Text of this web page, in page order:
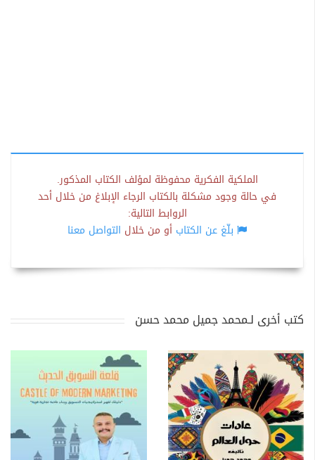
الملكية الفكرية محفوظة لمؤلف الكتاب المذكور.
في حالة وجود مشكلة بالكتاب الرجاء الإبلاغ من خلال أحد
الروابط التالية:
بلّغ عن الكتاب أو من خلال التواصل معنا
كتب أخرى لـمحمد جميل محمد حسن